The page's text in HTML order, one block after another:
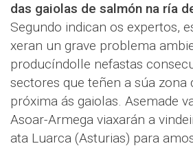
das gaiolas de salmón na ría
Segundo indican os expertos,
xeran un grave problema
producíndolle nefastas
sectores que teñen a súa zona
próxima ás gaiolas. Asemade
Asoar-Armega viaxarán a
ata Luarca (Asturias) para